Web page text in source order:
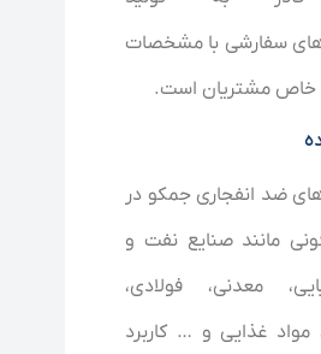
سفارشی با مشخصات
خاص مشتریان است.
ضد انفجاری جمکو در
مانند صنایع نفت و
معدنی، فولادی،
مواد غذایی و … کاربرد